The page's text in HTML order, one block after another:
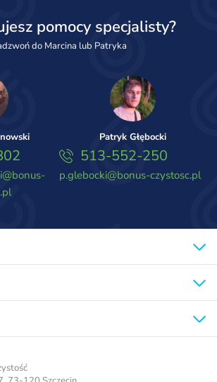
pomocy specjalisty?
do Marcina lub Patryka
Patryk Głębocki
513-552-250
p.glebocki@bonus-czystosc.pl